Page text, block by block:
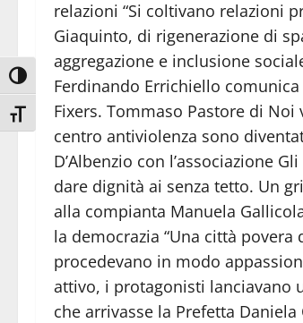
Attiva/disattiva alto contrasto
Attiva/disattiva dimensione testo
relazioni “Si coltivano relazioni
Giaquinto, di rigenerazione di
aggregazione e inclusione
Ferdinando Errichiello
Fixers. Tommaso Pastore di
centro antiviolenza sono
D’Albenzio con l’associazione
dare dignità ai senza tetto. Un
alla compianta Manuela
la democrazia “Una città
procedevano in modo
attivo, i protagonisti lanciavano
che arrivasse la Prefetta